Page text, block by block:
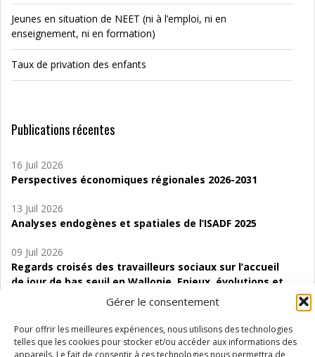
Gérer le consentement
Pour offrir les meilleures expériences, nous utilisons des technologies
telles que les cookies pour stocker et/ou accéder aux informations des
appareils. Le fait de consentir à ces technologies nous permettra de
Jeunes en situation de NEET (ni à l’emploi, ni en
enseignement, ni en formation)
Taux de privation des enfants
Publications récentes
16 Juil 2026
Perspectives économiques régionales 2026-2031
13 Juil 2026
Analyses endogènes et spatiales de l’ISADF 2025
09 Juil 2026
Regards croisés des travailleurs sociaux sur l’accueil
de jour de bas seuil en Wallonie. Enjeux, évolutions et
06 Juil 2026
Étude d’évaluabilité des Structures